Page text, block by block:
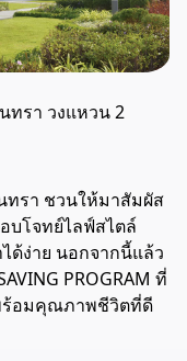
ทรา วงแหวน 2
ทรา ชวนให้มาสัมผัส
บโจทย์ไลฟ์สไตล์
ด้ง่าย นอกจากนี้แล้ว
PROGRAM ที่
ร้อมคุณภาพชีวิตที่ดี